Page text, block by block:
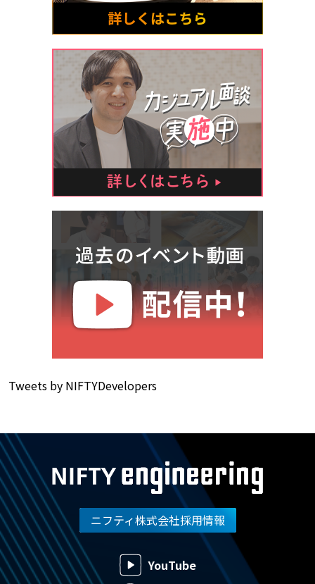
Tweets by NIFTYDevelopers
ニフティ株式会社採用情報
YouTube